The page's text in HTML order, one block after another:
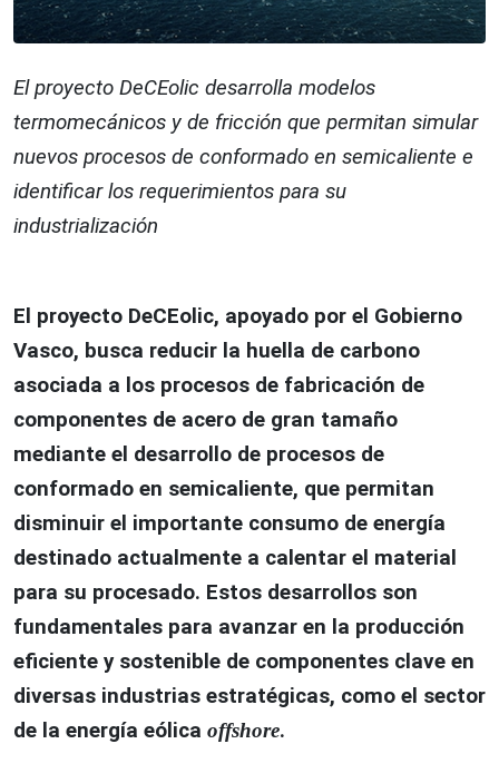
El proyecto DeCEolic desarrolla modelos
termomecánicos y de fricción que permitan simular
nuevos procesos de conformado en semicaliente e
identificar los requerimientos para su
industrialización
El proyecto DeCEolic, apoyado por el Gobierno
Vasco, busca reducir la huella de carbono
asociada a los procesos de fabricación de
componentes de acero de gran tamaño
mediante el desarrollo de procesos de
conformado en semicaliente, que permitan
disminuir el importante consumo de energía
destinado actualmente a calentar el material
para su procesado. Estos desarrollos son
fundamentales para avanzar en la producción
eficiente y sostenible de componentes clave en
diversas industrias estratégicas, como el sector
de la energía eólica offshore.